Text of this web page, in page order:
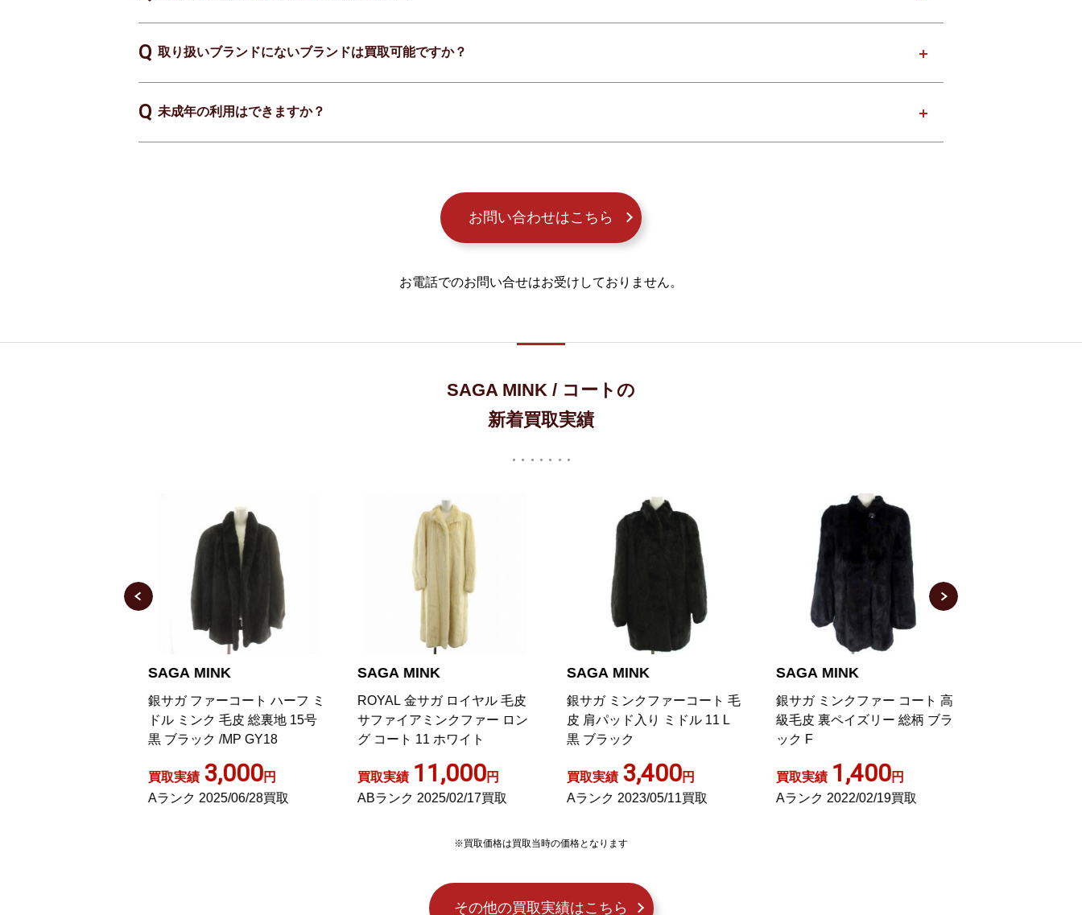
取り扱いブランドにないブランドは買取可能ですか？
未成年の利用はできますか？
お問い合わせはこちら
お電話でのお問い合せはお受けしておりません。
SAGA MINK / コートの
新着買取実績
SAGA MINK
銀サガ ファーコート ハーフ ミ
ドル ミンク 毛皮 総裏地 15号
黒 ブラック /MP GY18
買取実績 3,000円
Aランク 2025/06/28買取
SAGA MINK
ROYAL 金サガ ロイヤル 毛皮
サファイアミンクファー ロン
グ コート 11 ホワイト
買取実績 11,000円
ABランク 2025/02/17買取
SAGA MINK
銀サガ ミンクファーコート 毛
皮 肩パッド入り ミドル 11 L
黒 ブラック
買取実績 3,400円
Aランク 2023/05/11買取
SAGA MINK
銀サガ ミンクファー コート 高
級毛皮 裏ペイズリー 総柄 ブラ
ック F
買取実績 1,400円
Aランク 2022/02/19買取
※買取価格は買取当時の価格となります
その他の買取実績はこちら